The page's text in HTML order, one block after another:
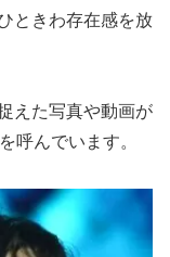
ときわ存在感を放
えた写真や動画が
呼んでいます。